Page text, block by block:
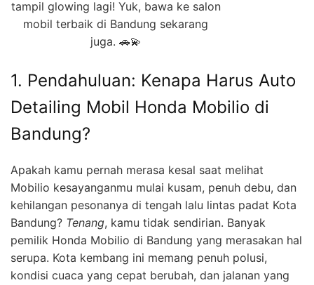
tampil glowing lagi! Yuk, bawa ke salon
mobil terbaik di Bandung sekarang
juga. 🚗💫
1. Pendahuluan: Kenapa Harus Auto
Detailing Mobil Honda Mobilio di
Bandung?
Apakah kamu pernah merasa kesal saat melihat
Mobilio kesayanganmu mulai kusam, penuh debu, dan
kehilangan pesonanya di tengah lalu lintas padat Kota
Bandung? Tenang, kamu tidak sendirian. Banyak
pemilik Honda Mobilio di Bandung yang merasakan hal
serupa. Kota kembang ini memang penuh polusi,
kondisi cuaca yang cepat berubah, dan jalanan yang